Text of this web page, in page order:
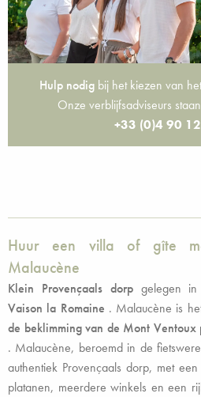
Hulp nodig bij het kiezen van
Onze verblijfsadviseurs
+33 (0)4 90
Huur een villa of gîte
Malaucène
Klein Provençaals dorpgelegen in
Vaison la Romaine . Malaucène is
de beklimming van de Mont
. Malaucène, beroemd in de
authentiek Provençaals dorp, met
platanen, meerdere winkels en een